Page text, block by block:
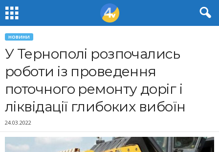
НОВИНИ
У Тернополі розпочались
роботи із проведення
поточного ремонту доріг і
ліквідації глибоких вибоїн
24.03.2022